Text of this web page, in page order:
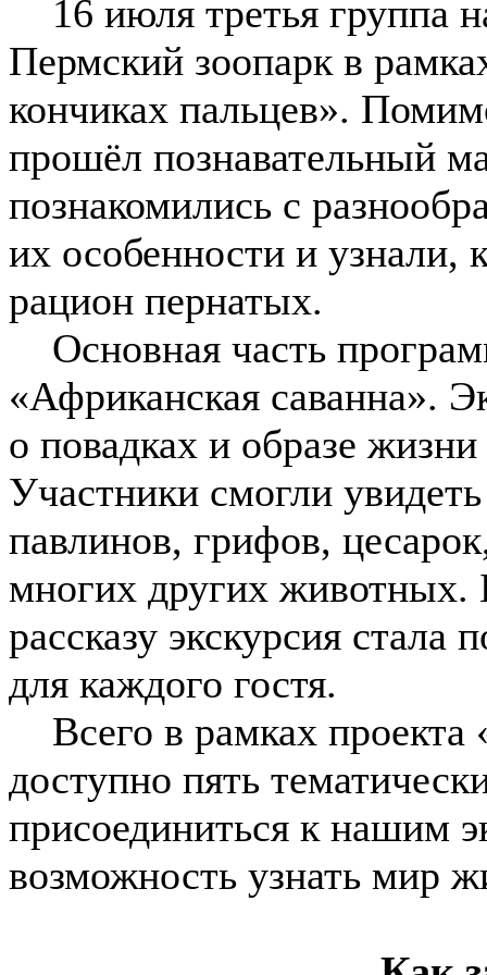
16 июля третья группа
Пермский зоопарк в
кончиках пальцев».
прошёл познавательный
познакомились с
их особенности и узнали,
рацион пернатых.
Основная часть
«Африканская саванна».
о повадках и образе
Участники смогли
павлинов, грифов,
многих других животных.
рассказу экскурсия
для каждого гостя.
Всего в рамках проекта
доступно пять
присоединиться к нашим
возможность узнать мир